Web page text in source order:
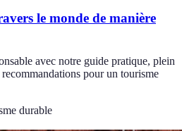
le monde de manière
avec notre guide pratique, plein
pour un tourisme
durable